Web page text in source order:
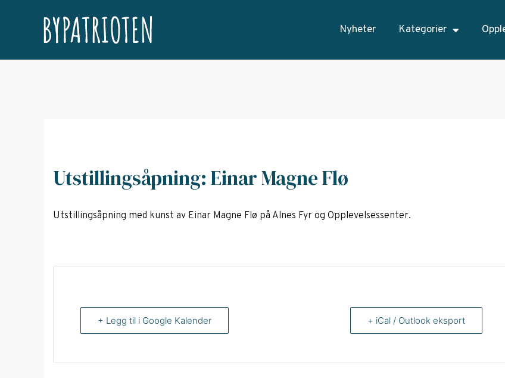
Nyheter Kategorier
Utstillingsåpning: Einar Magne Flø
Utstillingsåpning med kunst av Einar Magne Flø på Alnes Fyr og Opplevelsessenter.
+ Legg til i Google Kalender + iCal / Outlook eksport